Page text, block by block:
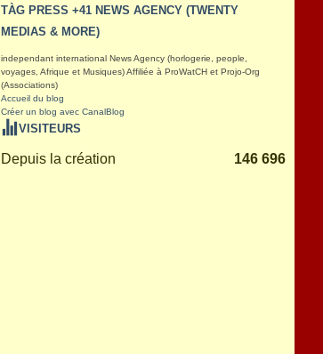
TÀG PRESS +41 NEWS AGENCY (TWENTY
MEDIAS & MORE)
independant international News Agency (horlogerie, people,
voyages, Afrique et Musiques) Affiliée à ProWatCH et Projo-Org
(Associations)
Accueil du blog
Créer un blog avec CanalBlog
VISITEURS
Depuis la création 146 696